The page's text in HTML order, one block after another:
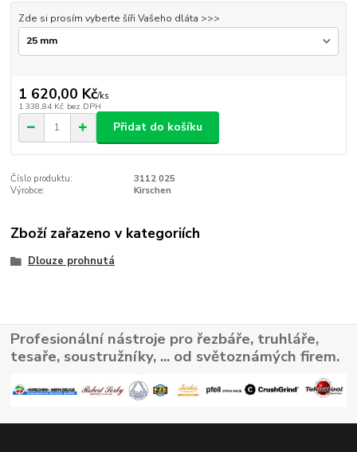
Zde si prosím vyberte šíři Vašeho dláta >>>
1 620,00 Kč/ks
1 338,84 Kč bez DPH
Přidat do košíku
Číslo produktu:
3112 025
Výrobce:
Kirschen
Zboží zařazeno v kategoriích
Dlouze prohnutá
Profesionální nástroje pro řezbáře, truhláře,
tesaře, soustružníky, ... od světoznámých firem.